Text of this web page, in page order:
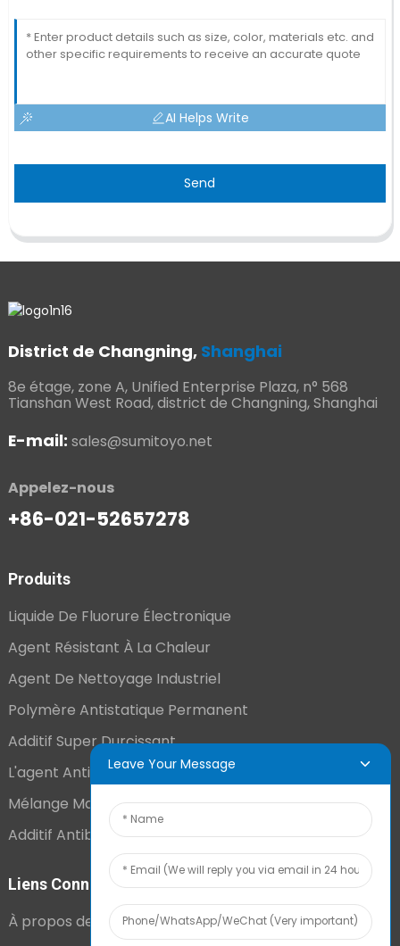
AI Helps Write
Send
District de Changning, Shanghai
8e étage, zone A, Unified Enterprise Plaza, n° 568
Tianshan West Road, district de Changning, Shanghai
E-mail: sales@sumitoyo.net
Appelez-nous
+86-021-52657278
Produits
Liquide De Fluorure Électronique
Agent Résistant À La Chaleur
Agent De Nettoyage Industriel
Polymère Antistatique Permanent
Additif Super Durcissant
L'agent Antistatique Longue Durée
Mélange Maître VCI
Additif Antibuée Ajouté En Interne
Liens Connexes
À propos de nous
Leave Your Message